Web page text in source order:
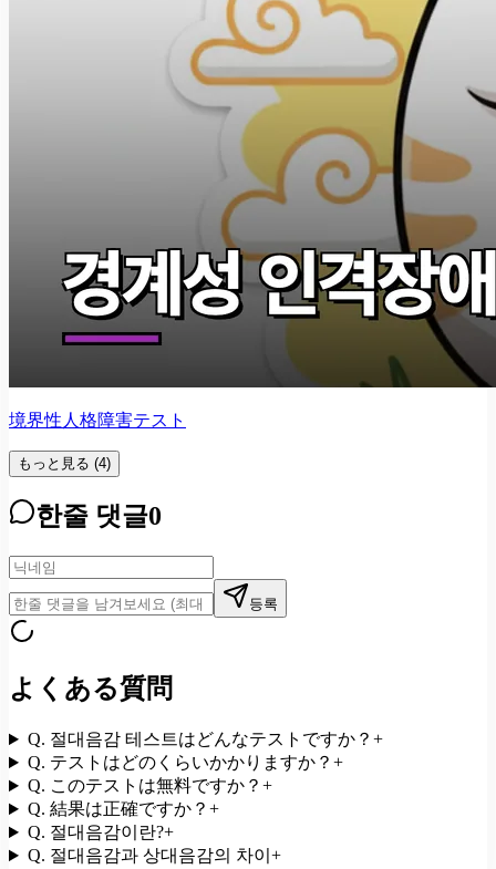
境界性人格障害テスト
もっと見る (4)
한줄 댓글0
등록
よくある質問
Q. 절대음감 테스트はどんなテストですか？ +
Q. テストはどのくらいかかりますか？ +
Q. このテストは無料ですか？ +
Q. 結果は正確ですか？ +
Q. 절대음감이란?+
Q. 절대음감과 상대음감의 차이 +